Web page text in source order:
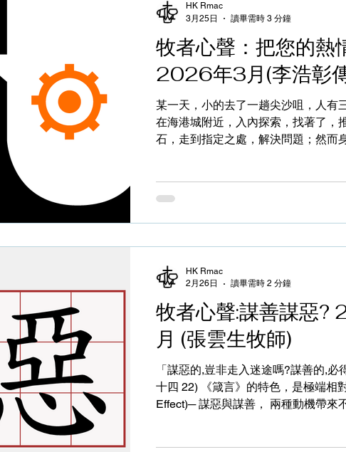
巿，不但事事講求高質素，還要在高
給人馬不停蹄的感覺。教會在這大氣
著這種都巿文化影響， 事奉和事工也
下、停下、放下殊不容易，卻要刻意
練的第一步。教會重視事奉人員退修
主作工」，卻是要「作主的工」，這
而自己竟然有資格和能力做上主所要
想，這是何等不可思議的事，不只是
動，如:派一張程序表、唱幾首詩歌、
牧者心聲：把您的熱
2026年3月(李浩彰
某一天，小的去了一趟尖沙咀，人有
在海港城附近，入內探索，找著了，
石，走到指定之處，解決問題；然而
週，廁內清潔整齊，心中更是佩服；
個究竟，到達另一廁所，完全另一景
心想今次真以「小人之心度君子之腹」了。 連聲
餘，我不禁自問？為何一位清潔工友
位？回想自己的服侍，深感汗顏；我
這種純一、專一且值得效法的態度。
標的我們，究竟該如何才能習得這樣
勞碌，每日瑣事纏身，有時難免提不
生強烈的厭倦感。明明睡飽喝足，為
彷彿無聲的吶喊著：「心很累！」如
HK Rmac
3月25日
讀畢需時 3 分鐘
牧者心聲:謀善謀惡
月 (張雲生牧師)
「謀惡的,豈非走入迷途嗎?謀善的,必
十四 22) 《箴言》的特色，是極端相對性的論述(Polarizing
Effect)─ 謀惡與謀善， 兩種動機帶來
HK Rmac
2月26日
讀畢需時 2 分鐘